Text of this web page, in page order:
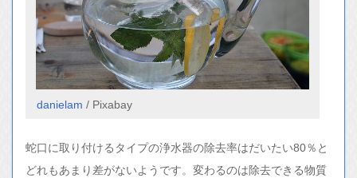
danielam / Pixabay
蛇口に取り付けるタイプの浄水器の除去率はだいたい80％と
どれもあまり差がないようです。変わるのは除去できる物質